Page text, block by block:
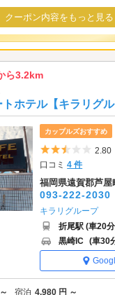
クーポン内容をもっと見る
ら3.2km
ホテル【キラリグル
カップルズおすすめ
5つ
2.80
口コミ4 件
福岡県遠賀郡芦屋
093-222-2030
キラリグループ
折尾駅 (車20
黒崎IC (車30
宿泊 4,980 円 ～